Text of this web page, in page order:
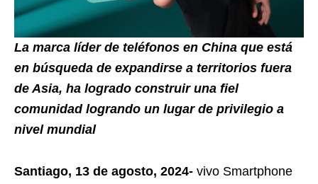
La marca líder de teléfonos en China que está
en búsqueda de expandirse a territorios fuera
de Asia, ha logrado construir una fiel
comunidad logrando un lugar de privilegio a
nivel mundial
Santiago, 13 de agosto, 2024- vivo Smartphone